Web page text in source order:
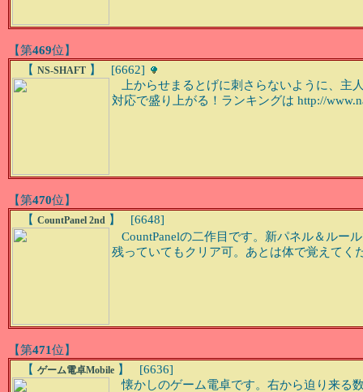
【第469位】
【 NS-SHAFT 】 [6662]
上からせまるとげに刺さらないように、主
対応で盛り上がる！ランキングは http://
【第470位】
【 CountPanel 2nd 】 [6648]
CountPanelの二作目です。新パネル＆ル
残っていてもクリア可。あとは体で覚えてく
【第471位】
【 ゲーム電卓Mobile 】 [6636]
懐かしのゲーム電卓です。右から迫り来る